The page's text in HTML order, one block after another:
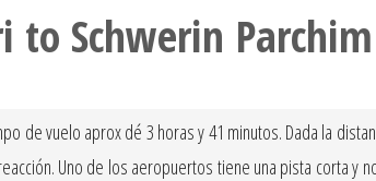
to Schwerin Parchim
de vuelo aprox dé 3 horas y 41 minutos. Dada la
Uno de los aeropuertos tiene una pista corta y